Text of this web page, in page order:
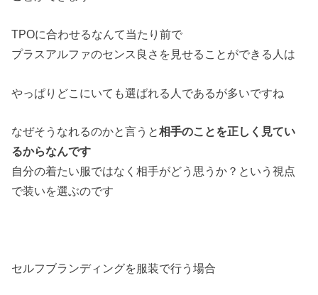
TPOに合わせるなんて当たり前で
プラスアルファのセンス良さを見せることができる人は
やっぱりどこにいても選ばれる人であるが多いですね
なぜそうなれるのかと言うと相手のことを正しく見てい
るからなんです
自分の着たい服ではなく相手がどう思うか？という視点
で装いを選ぶのです
セルフブランディングを服装で行う場合